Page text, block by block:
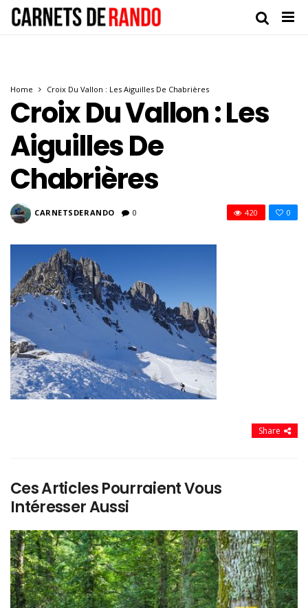
Home Croix Du Vallon : Les Aiguilles De Chabrières
Croix Du Vallon : Les
Aiguilles De
Chabrières
CARNETSDERANDO 0 0
420
Share
Ces Articles Pourraient Vous
Intéresser Aussi